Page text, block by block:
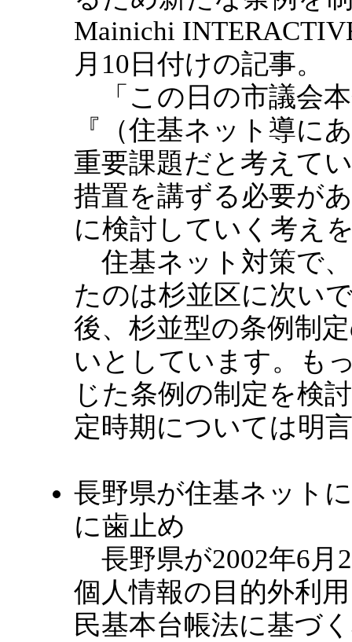
Mainichi
月10日付けの記事。
「この日の市議会
『（住基ネット導に
重要課題だと考えて
措置を講ずる必要が
に検討していく考え
住基ネット対策で
たのは杉並区に次い
後、杉並型の条例制
いとしています。も
じた条例の制定を検
定時期については明
長野県が住基ネット
に歯止め
長野県が2002年6月
個人情報の目的外利
民基本台帳法に基づ